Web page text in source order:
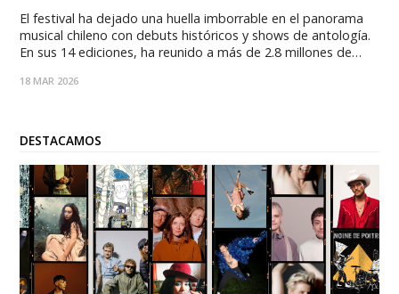
El festival ha dejado una huella imborrable en el panorama
musical chileno con debuts históricos y shows de antología.
En sus 14 ediciones, ha reunido a más de 2.8 millones de
compartida por #LollaCL (@lollapaloozacl) Luego de una
18 MAR 2026
DESTACAMOS